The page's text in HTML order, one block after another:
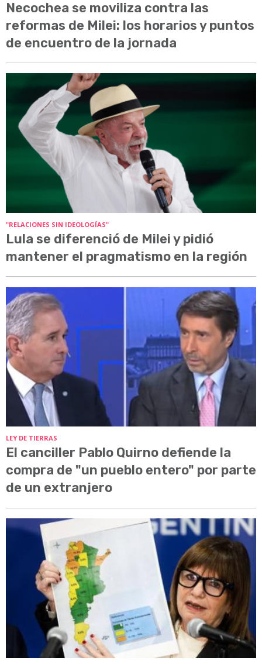
Necochea se moviliza contra las
reformas de Milei: los horarios y puntos
de encuentro de la jornada
"RELACIONES SIN IDEOLOGÍAS"
Lula se diferenció de Milei y pidió
mantener el pragmatismo en la región
LEY DE TIERRAS
El canciller Pablo Quirno defiende la
compra de "un pueblo entero" por parte
de un extranjero